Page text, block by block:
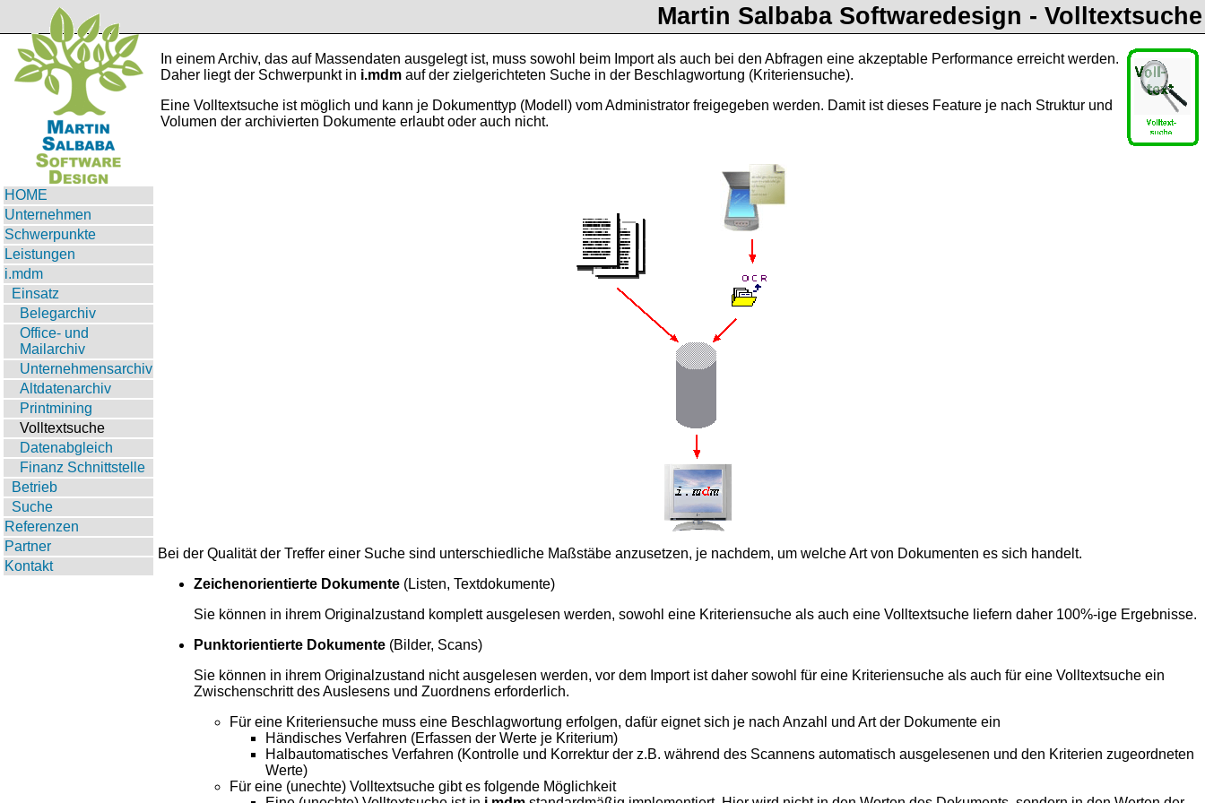
Martin Salbaba Softwaredesign - Volltextsuche
HOME
Unternehmen
Schwerpunkte
Leistungen
i.mdm
Einsatz
Belegarchiv
Office- und
Mailarchiv
Unternehmensarchiv
Altdatenarchiv
Printmining
Volltextsuche
Datenabgleich
Finanz Schnittstelle
Betrieb
Suche
Referenzen
Partner
Kontakt
In einem Archiv, das auf Massendaten ausgelegt ist, muss sowohl beim Import als auch bei den Abfragen eine akzeptable Performance erreicht werden.
Daher liegt der Schwerpunkt in i.mdm auf der zielgerichteten Suche in der Beschlagwortung (Kriteriensuche).
Eine Volltextsuche ist möglich und kann je Dokumenttyp (Modell) vom Administrator freigegeben werden. Damit ist dieses Feature je nach Struktur und
Volumen der archivierten Dokumente erlaubt oder auch nicht.
Bei der Qualität der Treffer einer Suche sind unterschiedliche Maßstäbe anzusetzen, je nachdem, um welche Art von Dokumenten es sich handelt.
Zeichenorientierte Dokumente (Listen, Textdokumente)
Sie können in ihrem Originalzustand komplett ausgelesen werden, sowohl eine Kriteriensuche als auch eine Volltextsuche liefern daher 100%-ige Ergebnisse.
Punktorientierte Dokumente (Bilder, Scans)
Sie können in ihrem Originalzustand nicht ausgelesen werden, vor dem Import ist daher sowohl für eine Kriteriensuche als auch für eine Volltextsuche ein
Zwischenschritt des Auslesens und Zuordnens erforderlich.
Für eine Kriteriensuche muss eine Beschlagwortung erfolgen, dafür eignet sich je nach Anzahl und Art der Dokumente ein
Händisches Verfahren (Erfassen der Werte je Kriterium)
Halbautomatisches Verfahren (Kontrolle und Korrektur der z.B. während des Scannens automatisch ausgelesenen und den Kriterien zugeordneten
Werte)
Für eine (unechte) Volltextsuche gibt es folgende Möglichkeit